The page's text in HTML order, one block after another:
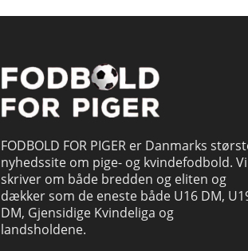
FODBOLD FOR PIGER er Danmarks
nyhedssite om pige- og kvindefodbold. Vi
skriver om både bredden og eliten og
dækker som de eneste både U16 DM,
DM, Gjensidige Kvindeliga og
landsholdene.